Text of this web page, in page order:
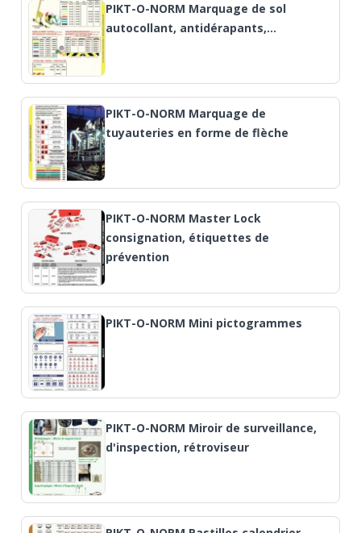
PIKT-O-NORM Marquage de sol
autocollant, antidérapants,…
PIKT-O-NORM Marquage de
tuyauteries en forme de flèche
PIKT-O-NORM Master Lock
consignation, étiquettes de
prévention
PIKT-O-NORM Mini pictogrammes
PIKT-O-NORM Miroir de surveillance,
d'inspection, rétroviseur